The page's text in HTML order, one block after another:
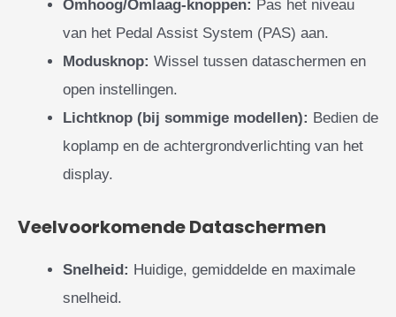
Omhoog/Omlaag-knoppen: Pas het niveau
van het Pedal Assist System (PAS) aan.
Modusknop: Wissel tussen dataschermen en
open instellingen.
Lichtknop (bij sommige modellen): Bedien de
koplamp en de achtergrondverlichting van het
display.
Veelvoorkomende Dataschermen
Snelheid: Huidige, gemiddelde en maximale
snelheid.